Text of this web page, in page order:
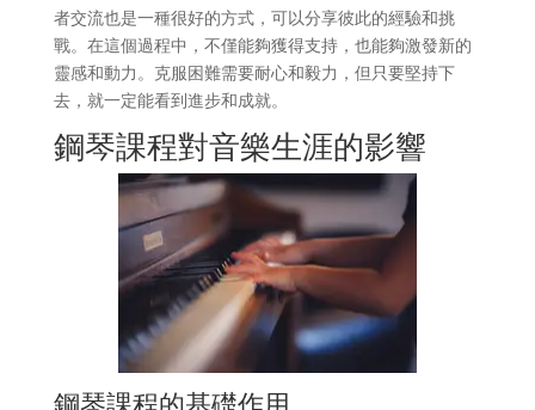
者交流也是一種很好的方式，可以分享彼此的經驗和挑
戰。在這個過程中，不僅能夠獲得支持，也能夠激發新的
靈感和動力。克服困難需要耐心和毅力，但只要堅持下
去，就一定能看到進步和成就。
鋼琴課程對音樂生涯的影響
鋼琴課程的基礎作用